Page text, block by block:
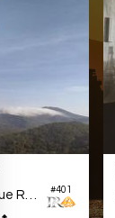
#401